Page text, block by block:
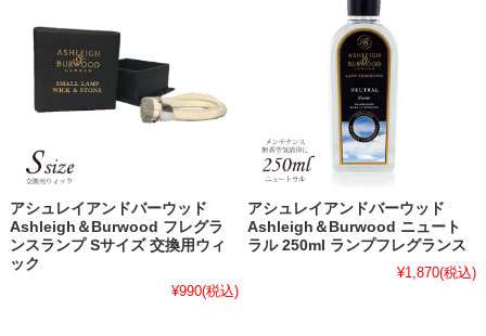
アシュレイアンドバーウッド
Ashleigh＆Burwood フレグラ
ンスランプ Sサイズ 交換用ウィ
ック
¥990(税込)
アシュレイアンドバーウッド
Ashleigh＆Burwood ニュート
ラル 250ml ランプフレグランス
¥1,870(税込)